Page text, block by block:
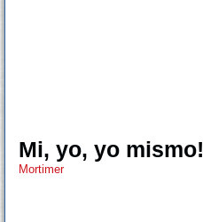
Mi, yo, yo mismo!
Mortimer